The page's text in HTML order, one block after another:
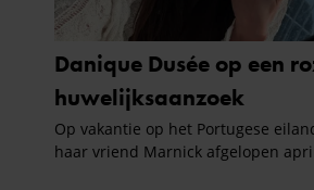
partners kunnen deze gegevens
informatie die u aan ze heeft verstrekt
verzameld op basis van uw gebruik
gaat akkoord met onze cookies als u